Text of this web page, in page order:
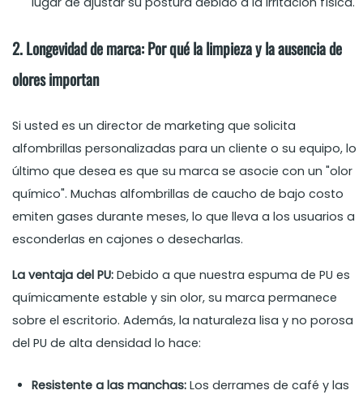
2. Longevidad de marca: Por qué la limpieza y la ausencia de
olores importan
Si usted es un director de marketing que solicita
alfombrillas personalizadas para un cliente o su equipo, lo
último que desea es que su marca se asocie con un "olor
químico". Muchas alfombrillas de caucho de bajo costo
emiten gases durante meses, lo que lleva a los usuarios a
esconderlas en cajones o desecharlas.
La ventaja del PU: Debido a que nuestra espuma de PU es
químicamente estable y sin olor, su marca permanece
sobre el escritorio. Además, la naturaleza lisa y no porosa
del PU de alta densidad lo hace:
Resistente a las manchas: Los derrames de café y las